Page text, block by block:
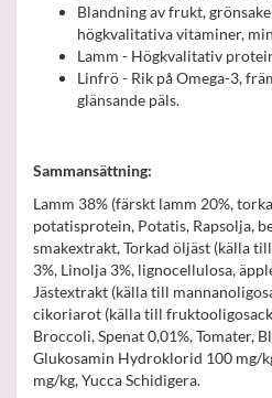
Blandning av frukt,
högkvalitativa vitaminer,
Lamm - Högkvalitativ
Linfrö - Rik på Omega-3,
glänsande päls.
Sammansättning:
Lamm 38% (färskt lamm 20%,
potatisprotein, Potatis, Rapsolja,
smakextrakt, Torkad öljäst (källa
3%, Linolja 3%, lignocellulosa,
Jästextrakt (källa till
cikoriarot (källa till
Broccoli, Spenat 0,01%, Tomater,
Glukosamin Hydroklorid 100 mg/
mg/kg, Yucca Schidigera.